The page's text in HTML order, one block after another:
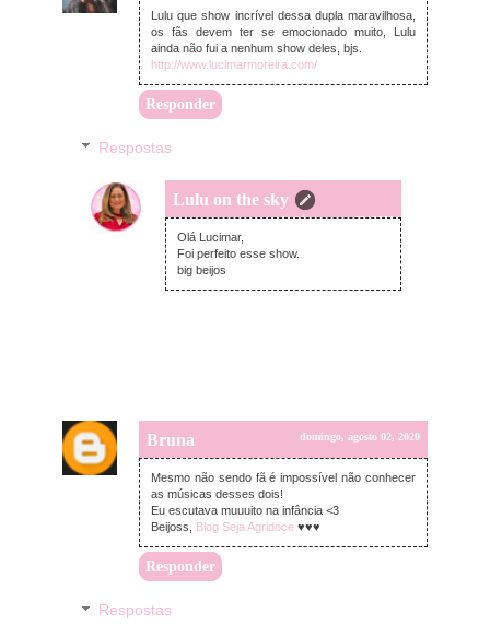
Lulu que show incrível dessa dupla maravilhosa,
os fãs devem ter se emocionado muito, Lulu
ainda não fui a nenhum show deles, bjs.
http://www.lucimarmoreira.com/
Responder
Respostas
Lulu on the sky
segunda-feira, agosto 03, 2020
Olá Lucimar,
Foi perfeito esse show.
big beijos
Bruna domingo, agosto 02, 2020
Mesmo não sendo fã é impossível não conhecer
as músicas desses dois!
Eu escutava muuuito na infância <3
Beijoss,
Blog Seja Agridoce ♥️♥️♥️
Responder
Respostas